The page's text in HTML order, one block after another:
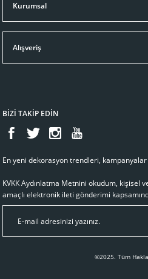
Kurumsal
Alışveriş
BİZİ TAKİP EDİN
En yeni dekorasyon trendleri,
KVKK Aydınlatma Metnini okudum, kişisel
amaçlı elektronik ileti gönderimi
©2025. Tüm